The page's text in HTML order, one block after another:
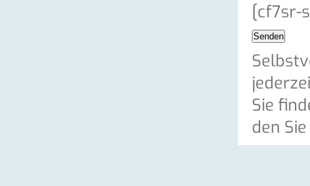
[cf7sr-
Sie
den